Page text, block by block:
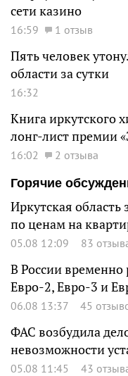
сети казино
16:59 1 отзыв
Пять человек
области за сутки
16:32
Книга иркутского
лонг-лист премии
16:02
2 отзыва
Горячие
Иркутская
по ценам на
05.08 12:09 83
В России
Евро-2, Евро-3 и
06.08 13:37 45
ФАС возбудила
невозможности
05.08 11:45 43